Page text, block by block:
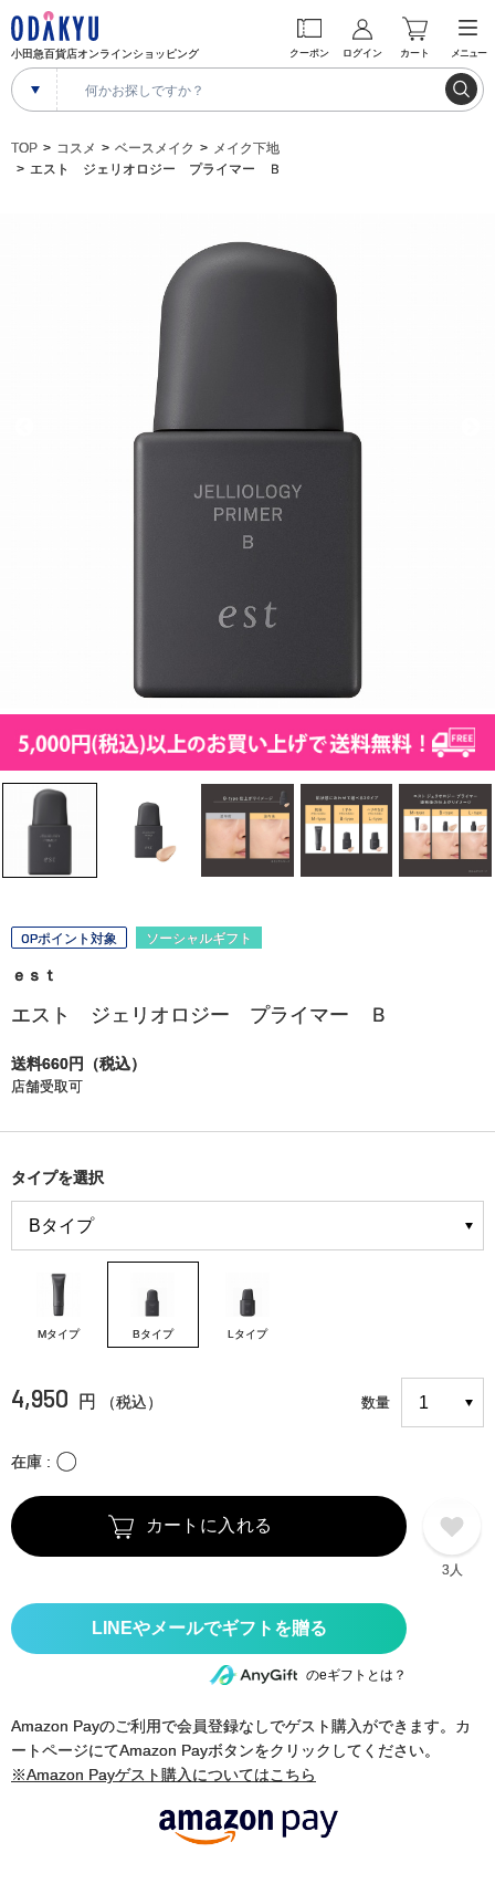
小田急百貨店オンラインショッピング クーポン ログイン カート メニュー
TOP コスメ ベースメイク
メイク下地
エスト ジェリオロジー プライマー Ｂ
OPポイント対象 ソーシャルギフト
ｅｓｔ
エスト ジェリオロジー プライマー Ｂ
送料660円（税込）
店舗受取可
タイプを選択
Mタイプ Bタイプ Lタイプ
4,950 円 （税込） 数量
在庫 〇
カートに入れる
3人
のeギフトとは？
Amazon Payのご利用で会員登録なしでゲスト購入ができます。カ
ートページにてAmazon Payボタンをクリックしてください。
※Amazon Payゲスト購入についてはこちら